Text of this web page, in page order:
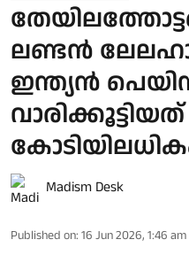
ലണ്ടന്‍
ഇന്ത്യന്‍
വാരിക്കൂട്ടിയത്
Madism Desk
Published on: 16 Jun 2026, 1:46 am